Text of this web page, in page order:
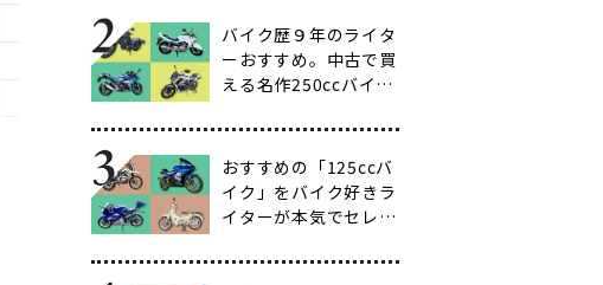
バイク歴９年のライタ
ーおすすめ。中古で買
える名作250ccバイク
からベテラン向けま
で】
おすすめの「125ccバ
イク」をバイク好きラ
イターが本気でセレク